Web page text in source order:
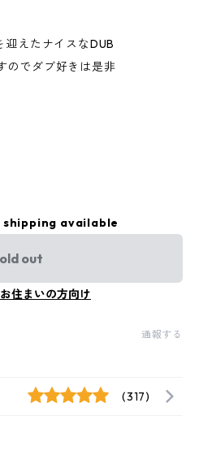
えたナイスなDUB
のでダブ好きは是非
available
out
住まいの方向け
通報する
(317)